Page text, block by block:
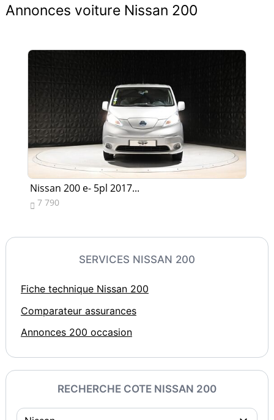
Annonces voiture Nissan 200
Nissan 200 e- 5pl 2017...
 7 790
RECHERCHE COTE NISSAN 200
SERVICES NISSAN 200
Fiche technique Nissan 200
Comparateur assurances
Annonces 200 occasion